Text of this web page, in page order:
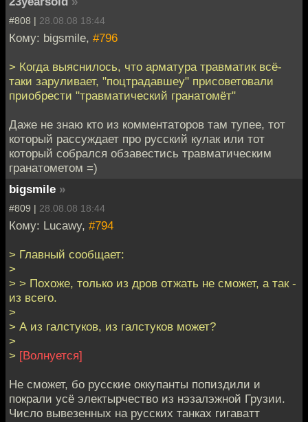
#808 | 28.08.08 18:44
Кому: bigsmile, #796
> Когда выяснилось, что арматура травматик всё-
таки заруливает, "поцтрадавшеу" присоветовали
приобрести "травматический гранатомёт"
Даже не знаю кто из комментаторов там тупее, тот
который рассуждает про русский кулак или тот
который собрался обзавестись травматическим
гранатометом =)
bigsmile »
#809 | 28.08.08 18:44
Кому: Lucawy, #794
> Главный сообщает:
>
> > Похоже, только из дров отжать не сможет, а так -
из всего.
>
> А из галстуков, из галстуков может?
>
> [Волнуется]
Не сможет, бо русские оккупанты попиздили и
покрали усё электырчество из нэзалэжной Грузии.
Число вывезенных на русских танках гигаватт